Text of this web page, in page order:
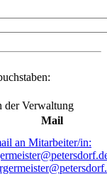
der Verwaltung
Mail